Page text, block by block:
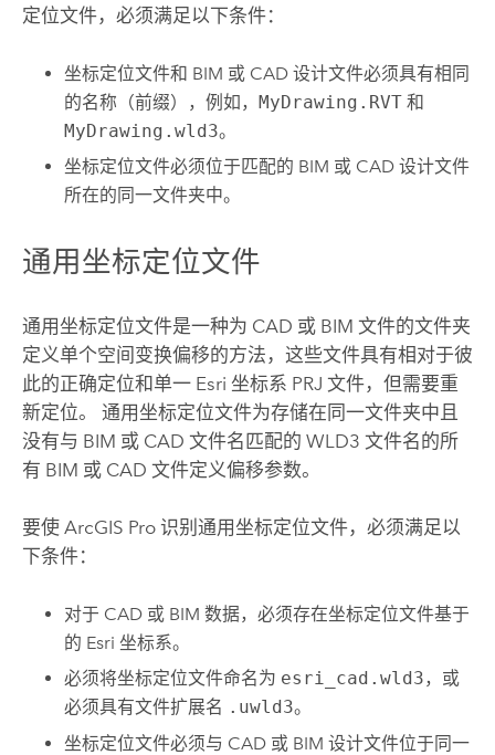
定位文件，必须满足以下条件：
坐标定位文件和 BIM 或 CAD 设计文件必须具有相同
的名称（前缀），例如，MyDrawing.RVT 和
MyDrawing.wld3。
坐标定位文件必须位于匹配的 BIM 或 CAD 设计文件
所在的同一文件夹中。
通用坐标定位文件
通用坐标定位文件是一种为 CAD 或 BIM 文件的文件夹
定义单个空间变换偏移的方法，这些文件具有相对于彼
此的正确定位和单一 Esri 坐标系 PRJ 文件，但需要重
新定位。 通用坐标定位文件为存储在同一文件夹中且
没有与 BIM 或 CAD 文件名匹配的 WLD3 文件名的所
有 BIM 或 CAD 文件定义偏移参数。
要使 ArcGIS Pro识别通用坐标定位文件，必须满足以
下条件：
对于 CAD 或 BIM 数据，必须存在坐标定位文件基于
的 Esri 坐标系。
必须将坐标定位文件命名为 esri_cad.wld3，或
必须具有文件扩展名 .uwld3。
坐标定位文件必须与 CAD 或 BIM 设计文件位于同一